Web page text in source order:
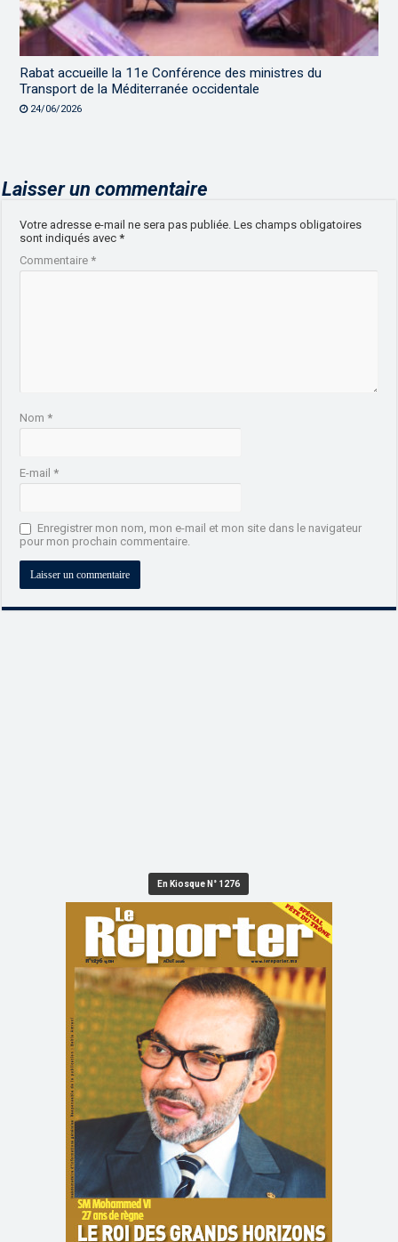
Rabat accueille la 11e Conférence des ministres du
Transport de la Méditerranée occidentale
24/06/2026
Laisser un commentaire
Votre adresse e-mail ne sera pas publiée. Les champs obligatoires
sont indiqués avec*
Commentaire*
Nom*
E-mail*
Enregistrer mon nom, mon e-mail et mon site dans le navigateur
pour mon prochain commentaire.
En Kiosque N° 1276